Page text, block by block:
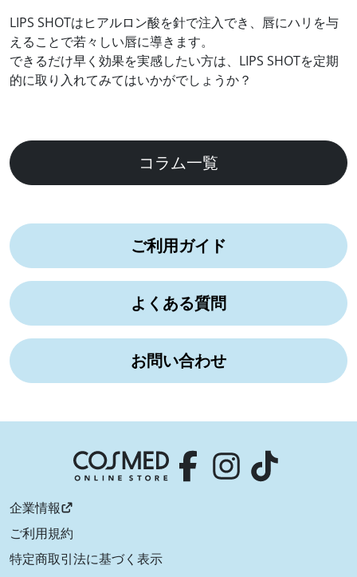
LIPS SHOTはヒアルロン酸を針で注入でき、唇にハリを与
えることで若々しい唇に導きます。
できるだけ早く効果を実感したい方は、LIPS SHOTを定期
的に取り入れてみてはいかがでしょうか？
コラム一覧
ご利用ガイド
よくある質問
お問い合わせ
企業情報
ご利用規約
特定商取引法に基づく表示